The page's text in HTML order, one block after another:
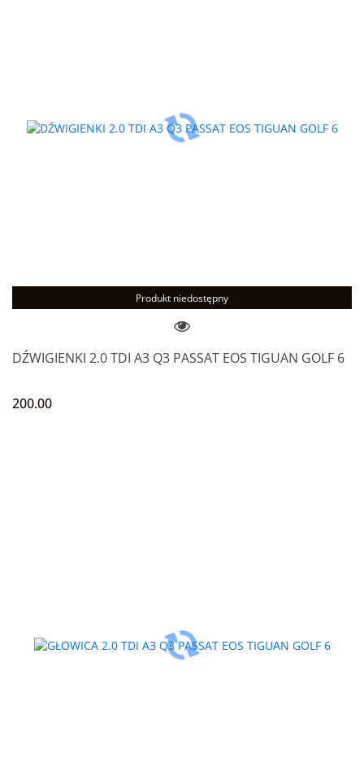
Produkt niedostępny
DŹWIGIENKI 2.0 TDI A3 Q3 PASSAT EOS TIGUAN GOLF 6
200.00